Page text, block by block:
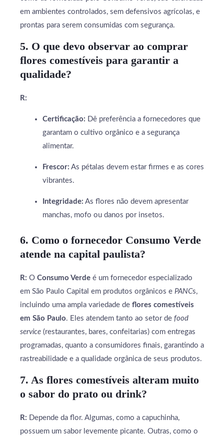
em ambientes controlados, sem defensivos agrícolas, e
prontas para serem consumidas com segurança.
5. O que devo observar ao comprar
flores comestíveis para garantir a
qualidade?
R:
Certificação: Dê preferência a fornecedores que
garantam o cultivo orgânico e a segurança
alimentar.
Frescor: As pétalas devem estar firmes e as cores
vibrantes.
Integridade: As flores não devem apresentar
manchas, mofo ou danos por insetos.
6. Como o fornecedor Consumo Verde
atende na capital paulista?
R: O Consumo Verde é um fornecedor especializado
em São Paulo Capital em produtos orgânicos e PANCs,
incluindo uma ampla variedade de flores comestíveis
em São Paulo. Eles atendem tanto ao setor de food
service (restaurantes, bares, confeitarias) com entregas
programadas, quanto a consumidores finais, garantindo a
rastreabilidade e a qualidade orgânica de seus produtos.
7. As flores comestíveis alteram muito
o sabor do prato ou drink?
R: Depende da flor. Algumas, como a capuchinha,
possuem um sabor levemente picante. Outras, como o